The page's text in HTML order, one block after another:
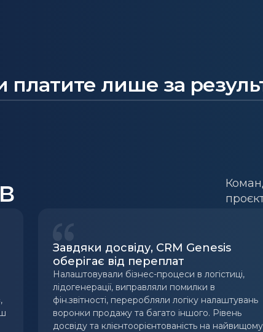
лише за
Завдяки досвіду, CRM Genesis
оберігає від переплат
Налаштовували бізнес-процеси в логістиці,
лідогенерації, виправляли помилки в
фін.звітності, переробляли логіку налаштувань
воронки продажу та багато іншого. Рівень
досвіду та клієнтоорієнтованість на найвищому